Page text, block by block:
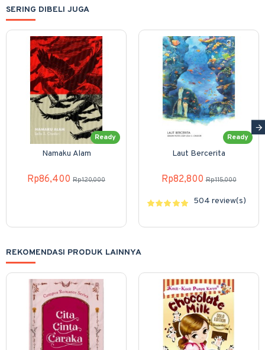
SERING DIBELI JUGA
Ready
Namaku Alam
Rp86,400 Rp120,000
Ready
Laut Bercerita
Rp82,800 Rp115,000
504 review(s)
REKOMENDASI PRODUK LAINNYA